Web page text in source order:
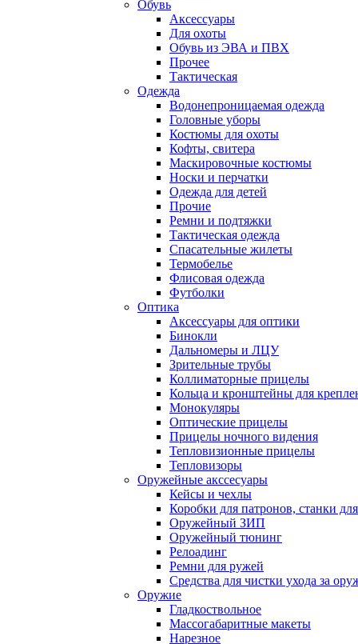
Обувь
Аксессуары
Для охоты
Обувь из ЭВА и ПВХ
Прочее
Тактическая
Одежда
Водонепроницаемая одежда
Головные уборы
Костюмы для охоты
Кофты, свитера
Маскировочные костюмы
Носки и перчатки
Одежда для детей
Прочие
Ремни и подтяжки
Тактическая одежда
Спасательные жилеты
Термобелье
Флисовая одежда
Футболки
Оптика
Аксессуары для оптики
Бинокли
Дальномеры и ЛЦУ
Зрительные трубы
Коллиматорные прицелы
Кольца и кронштейны для
Монокуляры
Оптические прицелы
Прицелы ночного видения
Тепловизионные прицелы
Тепловизоры
Оружейные акссесуары
Кейсы и чехлы
Коробки для патронов, станки
Оружейный ЗИП
Оружейный тюнинг
Релоадинг
Ремни для ружей
Средства для чистки ухода за
Оружие
Гладкоствольное
Массогабаритные макеты
Нарезное